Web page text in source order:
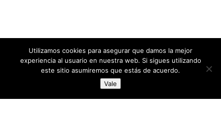
directoresdeseguridad.es
Diseñado por Centro Andaluz de Estudios y Entrenamiento
Utilizamos cookies para asegurar que damos la mejor
experiencia al usuario en nuestra web. Si sigues utilizando
este sitio asumiremos que estás de acuerdo.
Vale